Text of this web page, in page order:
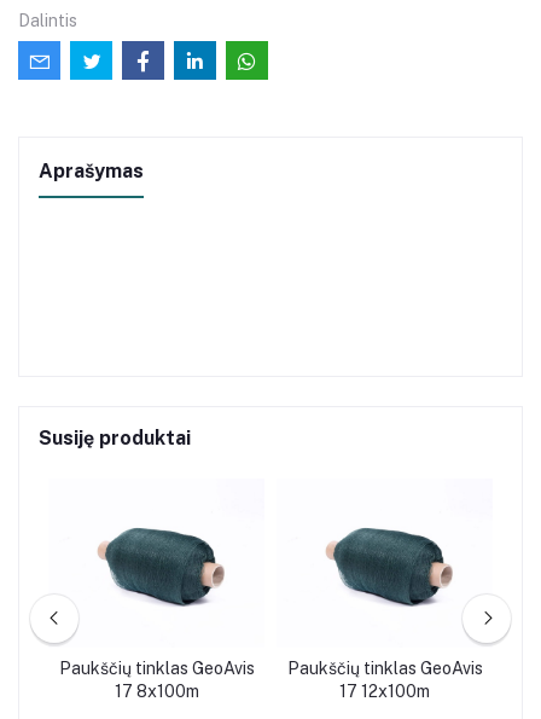
Dalintis
Aprašymas
Susiję produktai
Paukščių tinklas GeoAvis
17 8x100m
Paukščių tinklas GeoAvis
17 12x100m